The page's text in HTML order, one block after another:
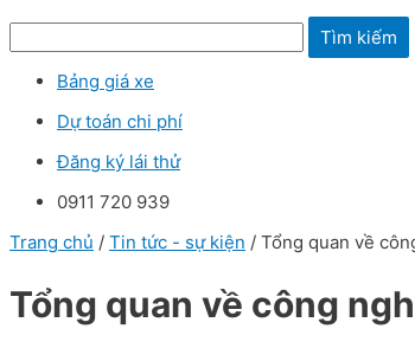
Tìm kiếm
Bảng giá xe
Dự toán chi phí
Đăng ký lái thử
0911 720 939
Trang chủ / Tin tức - sự kiện / Tổng quan về
Tổng quan về công